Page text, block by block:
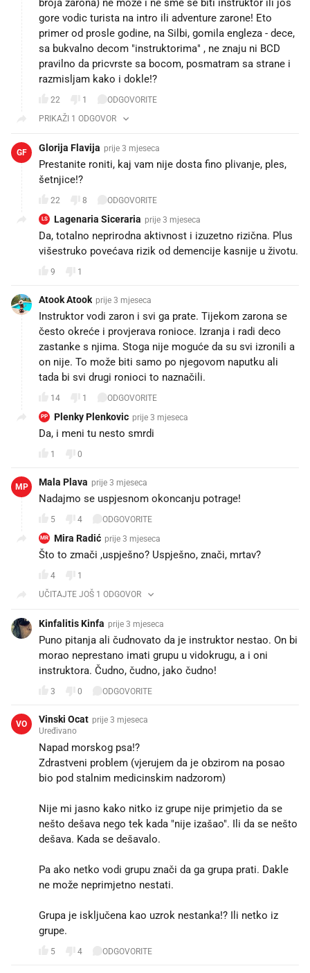
broja zarona) ne moze i ne sme se biti instruktor ili jos
gore vodic turista na intro ili adventure zarone! Eto
primer od prosle godine, na Silbi, gomila engleza - dece,
sa bukvalno decom "instruktorima" , ne znaju ni BCD
pravilno da pricvrste sa bocom, posmatram sa strane i
razmisljam kako i dokle!?
22 1
ODGOVORITE
PRIKAŽI 1 ODGOVOR
GF Glorija Flavija prije 3 mjeseca
Prestanite roniti, kaj vam nije dosta fino plivanje, ples,
šetnjice!?
22 8 ODGOVORITE
LS Lagenaria Siceraria prije 3 mjeseca
Da, totalno neprirodna aktivnost i izuzetno rizična. Plus
višestruko povećava rizik od demencije kasnije u životu.
9 1
Atook Atook prije 3 mjeseca
Instruktor vodi zaron i svi ga prate. Tijekom zarona se
često okreće i provjerava ronioce. Izranja i radi deco
zastanke s njima. Stoga nije moguće da su svi izronili a
on nije. To može biti samo po njegovom naputku ali
tada bi svi drugi ronioci to naznačili.
14 1 ODGOVORITE
PP Plenky Plenkovic prije 3 mjeseca
Da, i meni tu nesto smrdi
1 0
MP Mala Plava prije 3 mjeseca
Nadajmo se uspjesnom okoncanju potrage!
5 4 ODGOVORITE
MR Mira Radić prije 3 mjeseca
Što to zmači ,uspješno? Uspješno, znači, mrtav?
4
1
UČITAJTE JOŠ 1 ODGOVOR
Kinfalitis Kinfa prije 3 mjeseca
Puno pitanja ali čudnovato da je instruktor nestao. On bi
morao neprestano imati grupu u vidokrugu, a i oni
instruktora. Čudno, čudno, jako čudno!
3 0 ODGOVORITE
VO Vinski Ocat prije 3 mjeseca
Uređivano
Napad morskog psa!?
Zdrastveni problem (vjerujem da je obzirom na posao
bio pod stalnim medicinskim nadzorom)
Nije mi jasno kako nitko iz grupe nije primjetio da se
nešto dešava nego tek kada "nije izašao". Ili da se nešto
dešava. Kada se dešavalo.
Pa ako netko vodi grupu znači da ga grupa prati. Dakle
ne može neprimjetno nestati.
Grupa je isključena kao uzrok nestanka!? Ili netko iz
grupe.
5 4 ODGOVORITE